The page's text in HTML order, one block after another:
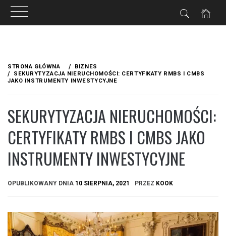
treści
STRONA GŁÓWNA
BIZNES
SEKURYTYZACJA NIERUCHOMOŚCI: CERTYFIKATY RMBS I CMBS
JAKO INSTRUMENTY INWESTYCYJNE
SEKURYTYZACJA NIERUCHOMOŚCI:
CERTYFIKATY RMBS I CMBS JAKO
INSTRUMENTY INWESTYCYJNE
OPUBLIKOWANY DNIA 10 SIERPNIA, 2021 PRZEZ KOOK